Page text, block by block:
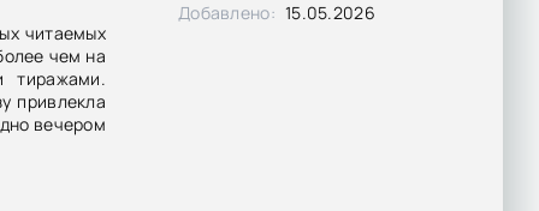
читаемых
чем на
тиражами.
привлекла
вечером
что
Добавлено: 15.05.2026